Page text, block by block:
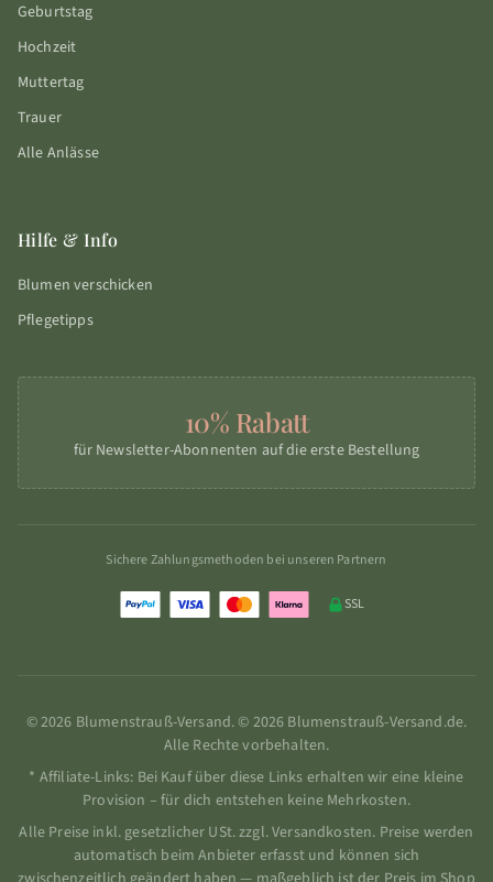
Geburtstag
Hochzeit
Muttertag
Trauer
Alle Anlässe
Hilfe & Info
Blumen verschicken
Pflegetipps
10% Rabatt
für Newsletter-Abonnenten auf die erste Bestellung
Sichere Zahlungsmethoden bei unseren Partnern
SSL
© 2026 Blumenstrauß-Versand. © 2026 Blumenstrauß-Versand.de.
Alle Rechte vorbehalten.
* Affiliate-Links: Bei Kauf über diese Links erhalten wir eine kleine
Provision – für dich entstehen keine Mehrkosten.
Alle Preise inkl. gesetzlicher USt. zzgl. Versandkosten. Preise werden
automatisch beim Anbieter erfasst und können sich